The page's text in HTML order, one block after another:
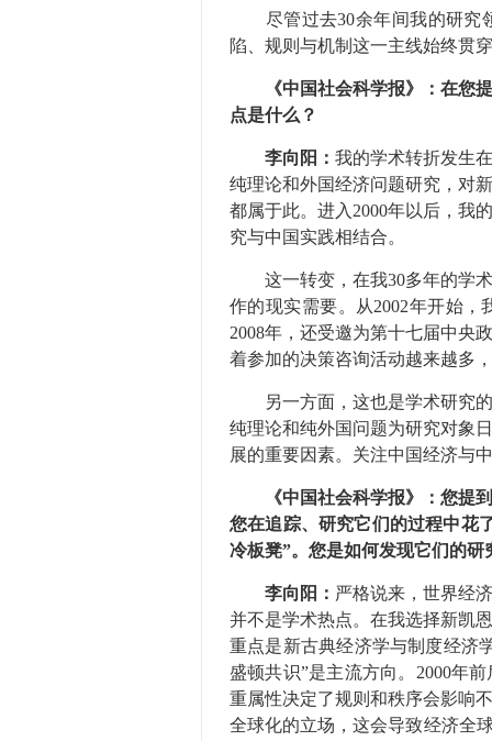
尽管过去30余年间我的研究
陷、规则与机制这一主线始终贯
《中国社会科学报》：在您
点是什么？
李向阳： 我的学术转折发生
纯理论和外国经济问题研究，对
都属于此。进入2000年以后，我
究与中国实践相结合。
这一转变，在我30多年的学术
作的现实需要。从2002年开始
2008年，还受邀为第十七届中央
着参加的决策咨询活动越来越多
另一方面，这也是学术研究的
纯理论和纯外国问题为研究对象
展的重要因素。关注中国经济与
《中国社会科学报》：您提
您在追踪、研究它们的过程中花
冷板凳”。您是如何发现它们的
李向阳： 严格说来，世界经
并不是学术热点。在我选择新凯
重点是新古典经济学与制度经济
盛顿共识”是主流方向。2000年
重属性决定了规则和秩序会影响
全球化的立场，这会导致经济全